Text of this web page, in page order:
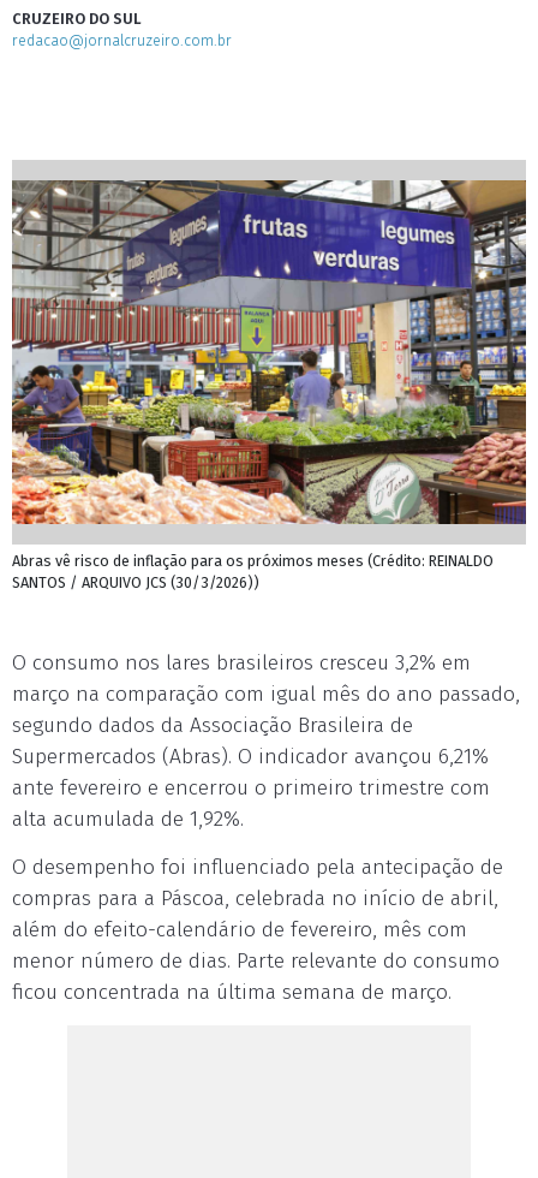
CRUZEIRO DO SUL
redacao@jornalcruzeiro.com.br
Abras vê risco de inflação para os próximos meses (Crédito: REINALDO
SANTOS / ARQUIVO JCS (30/3/2026))
O consumo nos lares brasileiros cresceu 3,2% em
março na comparação com igual mês do ano passado,
segundo dados da Associação Brasileira de
Supermercados (Abras). O indicador avançou 6,21%
ante fevereiro e encerrou o primeiro trimestre com
alta acumulada de 1,92%.
O desempenho foi influenciado pela antecipação de
compras para a Páscoa, celebrada no início de abril,
além do efeito-calendário de fevereiro, mês com
menor número de dias. Parte relevante do consumo
ficou concentrada na última semana de março.